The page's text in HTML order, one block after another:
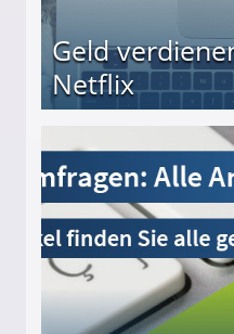
Geld
Netflix